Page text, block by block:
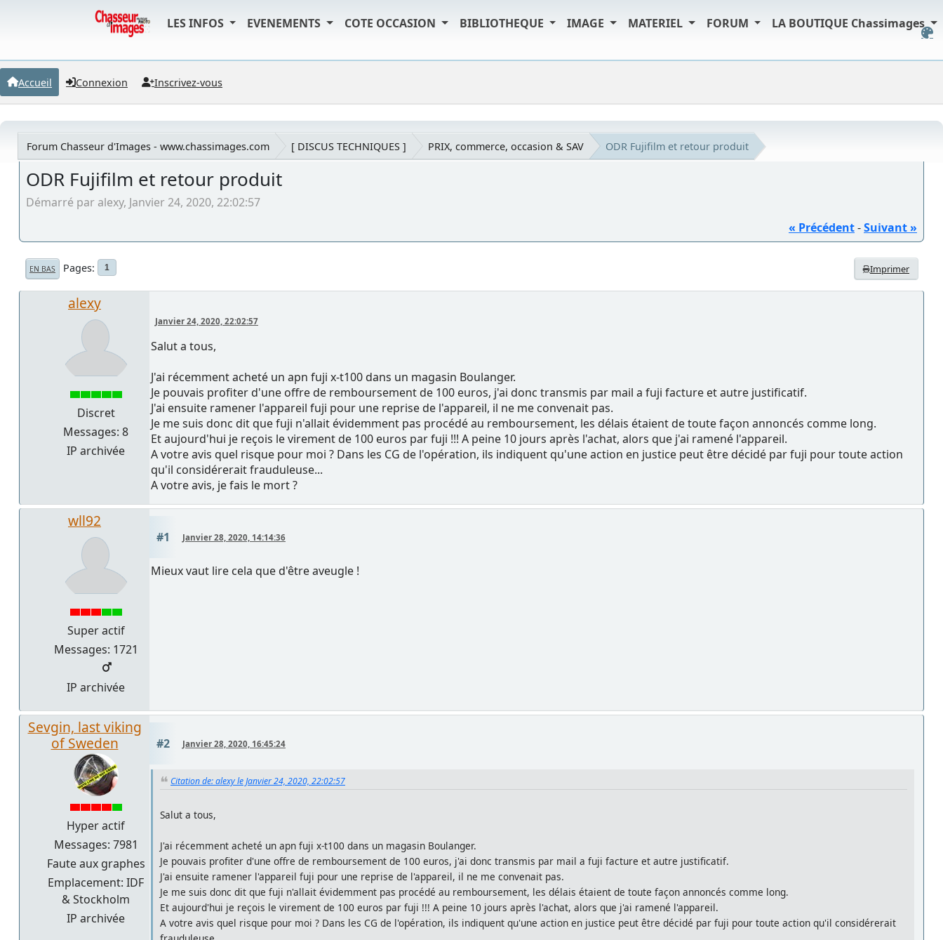
LES INFOS EVENEMENTS COTE OCCASION BIBLIOTHEQUE IMAGE MATERIEL FORUM LA BOUTIQUE Chassimages
Accueil Connexion Inscrivez-vous
Forum Chasseur d'Images - www.chassimages.com [ DISCUS TECHNIQUES ] PRIX, commerce, occasion & SAV ODR Fujifilm et retour produit
ODR Fujifilm et retour produit
Démarré par alexy, Janvier 24, 2020, 22:02:57
« Précédent-Suivant »
Imprimer
EN BAS Pages 1
alexy
Discret
Messages: 8
IP archivée
Janvier 24, 2020, 22:02:57
Salut a tous,
J'ai récemment acheté un apn fuji x-t100 dans un magasin Boulanger.
Je pouvais profiter d'une offre de remboursement de 100 euros, j'ai donc transmis par mail a fuji facture et autre justificatif.
J'ai ensuite ramener l'appareil fuji pour une reprise de l'appareil, il ne me convenait pas.
Je me suis donc dit que fuji n'allait évidemment pas procédé au remboursement, les délais étaient de toute façon annoncés comme long.
Et aujourd'hui je reçois le virement de 100 euros par fuji !!! A peine 10 jours après l'achat, alors que j'ai ramené l'appareil.
A votre avis quel risque pour moi ? Dans les CG de l'opération, ils indiquent qu'une action en justice peut être décidé par fuji pour toute action
qu'il considérerait frauduleuse...
A votre avis, je fais le mort ?
wll92
Super actif
Messages: 1721
IP archivée
#1 Janvier 28, 2020, 14:14:36
Mieux vaut lire cela que d'être aveugle !
Sevgin, last viking
of Sweden
Hyper actif
Messages: 7981
Faute aux graphes
Emplacement: IDF
& Stockholm
IP archivée
#2 Janvier 28, 2020, 16:45:24
Citation de: alexy le Janvier 24, 2020, 22:02:57
Salut a tous,
J'ai récemment acheté un apn fuji x-t100 dans un magasin Boulanger.
Je pouvais profiter d'une offre de remboursement de 100 euros, j'ai donc transmis par mail a fuji facture et autre justificatif.
J'ai ensuite ramener l'appareil fuji pour une reprise de l'appareil, il ne me convenait pas.
Je me suis donc dit que fuji n'allait évidemment pas procédé au remboursement, les délais étaient de toute façon annoncés comme long.
Et aujourd'hui je reçois le virement de 100 euros par fuji !!! A peine 10 jours après l'achat, alors que j'ai ramené l'appareil.
A votre avis quel risque pour moi ? Dans les CG de l'opération, ils indiquent qu'une action en justice peut être décidé par fuji pour toute action qu'il considérerait